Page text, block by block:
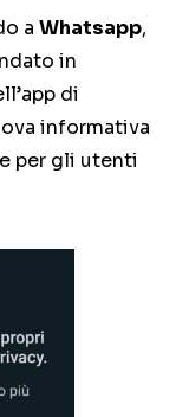
a Whatsapp,
in
di
informativa
per gli utenti